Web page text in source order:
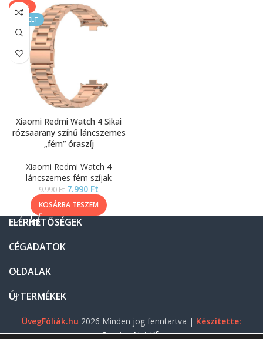
-20%
KIEMELT
Xiaomi Redmi Watch 4 Sikai
rózsaarany színű láncszemes
„fém” óraszíj
Xiaomi Redmi Watch 4
láncszemes fém szíjak
9.990Ft 7.990 Ft
KOSÁRBA TESZEM
ELÉRHETŐSÉGEK
CÉGADATOK
OLDALAK
ÚJ TERMÉKEK
ÜvegFóliák.hu 2026 Minden jog fenntartva | Készítette:
Gasztro Net Kft.